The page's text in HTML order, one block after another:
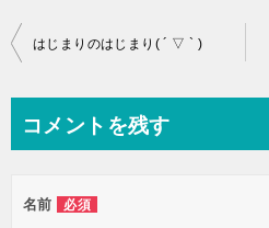
投
ビ
ー
はじまりのはじまり( ´ ▽ ` )
コメントを残す
名前 必須